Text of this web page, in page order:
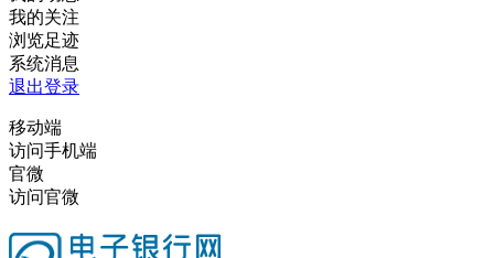
我的关注
浏览足迹
系统消息
退出登录
移动端
访问手机端
官微
访问官微